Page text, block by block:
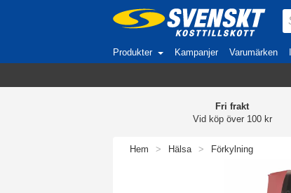
Produkter Kampanjer Varumärken
Fri frakt
Vid köp över 100 kr
Hem > Hälsa > Förkylning